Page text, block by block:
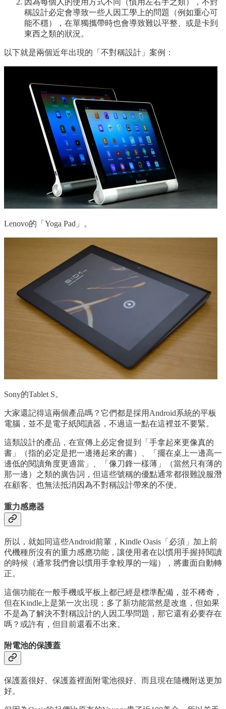
稱設計必定會導致一些人因工學上的問題（例如重心可
能不穩），在單獨攜帶時也會導致難以平整、或是卡到
東西之類的狀況。
以下就是兩個近年出現的「不對稱設計」案例：
Lenovo的「Yoga Pad」。
Sony的Tablet S。
大家還記得這兩個產品嗎？它們都是採用Android系統的平板
電腦，並不是電子紙閱讀器，不過這一點在這裡並不要緊。
這類設計的產品，在宣傳上必定會提到「手拿起來更像真的
書」（指的必定是把一邊捲起來的書）、「擺在桌上一邊高一
邊低的閱讀角度更適當」、「像刀鋒一樣薄」（當然只有薄的
那一邊）之類的廣告詞，但這些號稱的優點通常都很難說服潛
在顧客、也無法抵消因為不對稱設計帶來的不便。
重力感應器
所以，就如同這些Android前輩，Kindle Oasis「必須」加上前
代機種所沒有的重力感應功能，讓使用者在以慣用手握持閱讀
的時候（通常我們會以慣用手拿較厚的一端），將畫面自動轉
正。
這個功能在一般手機或平板上都已經是標準配備，並不稀奇，
但在Kindle上是第一次出現；多了新功能當然是改進，但如果
不是為了解決不對稱設計的人因工學問題，那它還有必要存在
嗎？或許有，但目前還看不出來。
附電池的保護蓋
保護蓋很好、保護蓋裡面附電池很好、而且現在隨機附送更加
好。